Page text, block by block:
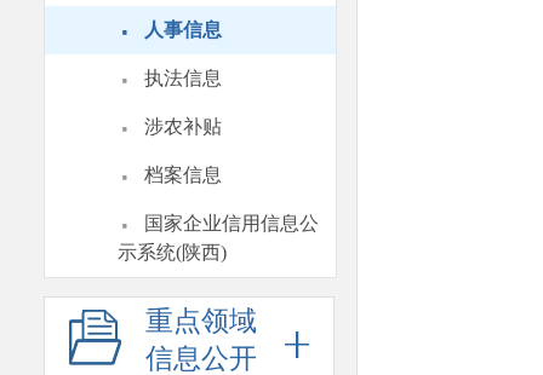
· 人事信息
· 执法信息
· 涉农补贴
· 档案信息
·
国家企业信用信息公
示系统(陕西)
重点领域
信息公开